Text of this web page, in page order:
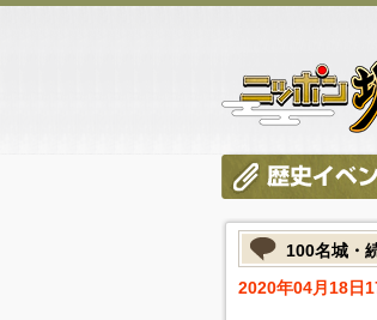
100名城・
2020年04月18日